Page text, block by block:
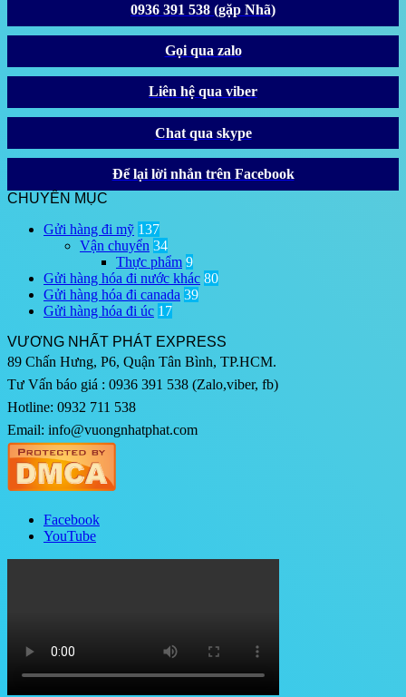
0936 391 538 (gặp Nhã)
Gọi qua zalo
Liên hệ qua viber
Chat qua skype
Để lại lời nhắn trên Facebook
CHUYÊN MỤC
Gửi hàng đi mỹ 137
Vận chuyển 34
Thực phẩm 9
Gửi hàng hóa đi nước khác 80
Gửi hàng hóa đi canada 39
Gửi hàng hóa đi úc 17
VƯƠNG NHẤT PHÁT EXPRESS
89 Chấn Hưng, P6, Quận Tân Bình, TP.HCM.
Tư Vấn báo giá : 0936 391 538 (Zalo,viber, fb)
Hotline: 0932 711 538
Email: info@vuongnhatphat.com
Facebook
YouTube